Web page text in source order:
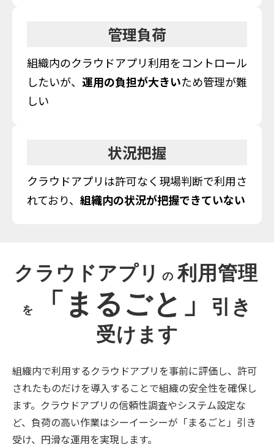
管理負荷
組織内のクラウドアプリ利用をコントロール
したいが、 運用の負担が大きいため管理が難
しい
状況把握
クラウドアプリは許可なく現場判断で利用さ
れており、 組織内の状況が把握できていない
クラウドアプリ の 利用管理
を 「まるごと 」
引き
受けます
組織内で利用するクラウドアプリを事前に評価し、許可
されたものだけを導入することで組織の安全性を確保し
ます。クラウドアプリの信頼性調査やシステム設定な
ど、負荷の高い作業はシーイーシーが「まるごと」引き
受け、円滑な運用を実現します。